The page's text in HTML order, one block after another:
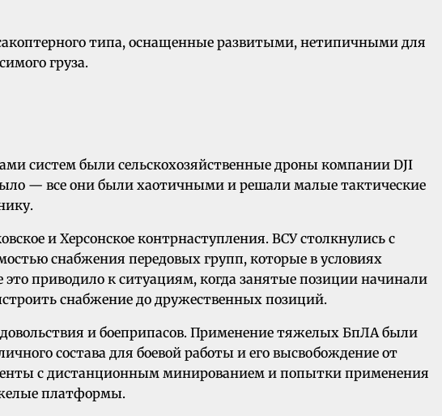
типа, оснащенные развитыми, нетипичными для
груза.
систем были сельскохозяйственные дроны компании DJI
— все они были хаотичными и решали малые тактические
и Херсонское контрнаступления. ВСУ столкнулись с
снабжения передовых групп, которые в условиях
приводило к ситуациям, когда занятые позиции начинали
снабжение до дружественных позиций.
и боеприпасов. Применение тяжелых БпЛА были
состава для боевой работы и его высвобождение от
с дистанционным минированием и попытки применения
платформы.